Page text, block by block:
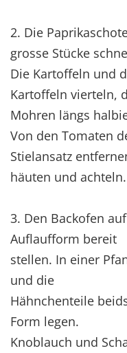
2. Die
grosse Stücke
Die Kartoffeln und
Kartoffeln vierteln,
Mohren längs
Von den Tomaten
Stielansatz
häuten und achteln.
3. Den Backofen
Auflaufform bereit
stellen. In einer
und die
Hähnchenteile
Form legen.
Knoblauch und